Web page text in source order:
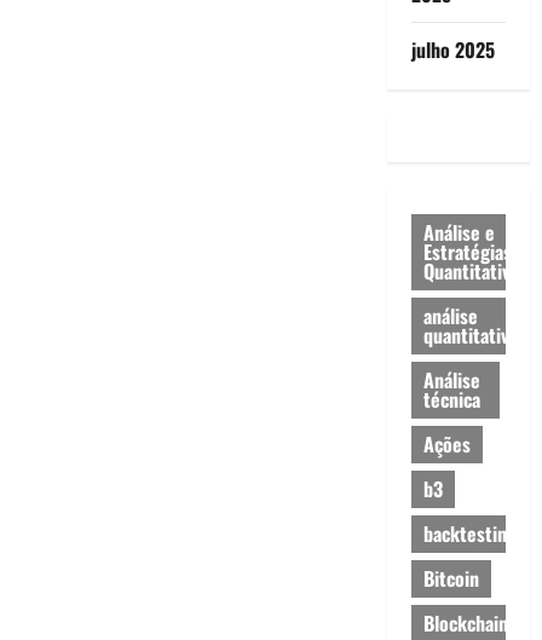
julho 2025
Análise e
Estratégias
Quantitativa
análise
quantitativa
Análise
técnica
Ações
b3
backtesting
Bitcoin
Blockchain